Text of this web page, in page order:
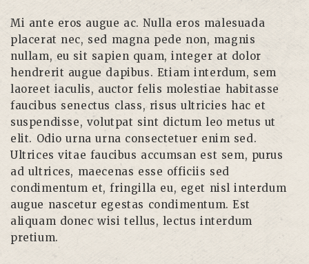
Mi ante eros augue ac. Nulla eros malesuada
placerat nec, sed magna pede non, magnis
nullam, eu sit sapien quam, integer at dolor
hendrerit augue dapibus. Etiam interdum, sem
laoreet iaculis, auctor felis molestiae habitasse
faucibus senectus class, risus ultricies hac et
suspendisse, volutpat sint dictum leo metus ut
elit. Odio urna urna consectetuer enim sed.
Ultrices vitae faucibus accumsan est sem, purus
ad ultrices, maecenas esse officiis sed
condimentum et, fringilla eu, eget nisl interdum
augue nascetur egestas condimentum. Est
aliquam donec wisi tellus, lectus interdum
pretium.